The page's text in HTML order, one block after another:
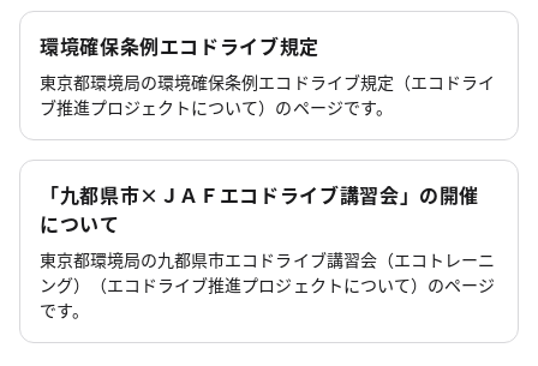
環境確保条例エコドライブ規定
東京都環境局の環境確保条例エコドライブ規定（エコドライ
ブ推進プロジェクトについて）のページです。
「九都県市×ＪＡＦエコドライブ講習会」の開催
について
東京都環境局の九都県市エコドライブ講習会（エコトレーニ
ング）（エコドライブ推進プロジェクトについて）のページ
です。